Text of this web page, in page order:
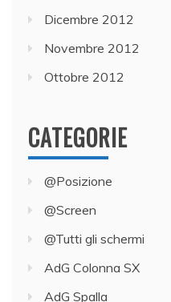
Dicembre 2012
Novembre 2012
Ottobre 2012
CATEGORIE
@Posizione
@Screen
@Tutti gli schermi
AdG Colonna SX
AdG Spalla